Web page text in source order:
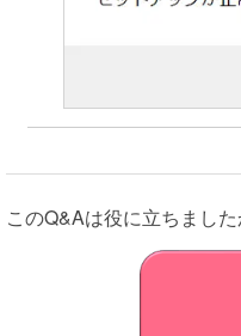
び将来に亘って正常
許諾ソフトウェアに
のサーバーに本製品
デートの実行を拒否
のとします。
お客さまに対する
は、当該損害がVAIO
このQ&Aは役に立ちました